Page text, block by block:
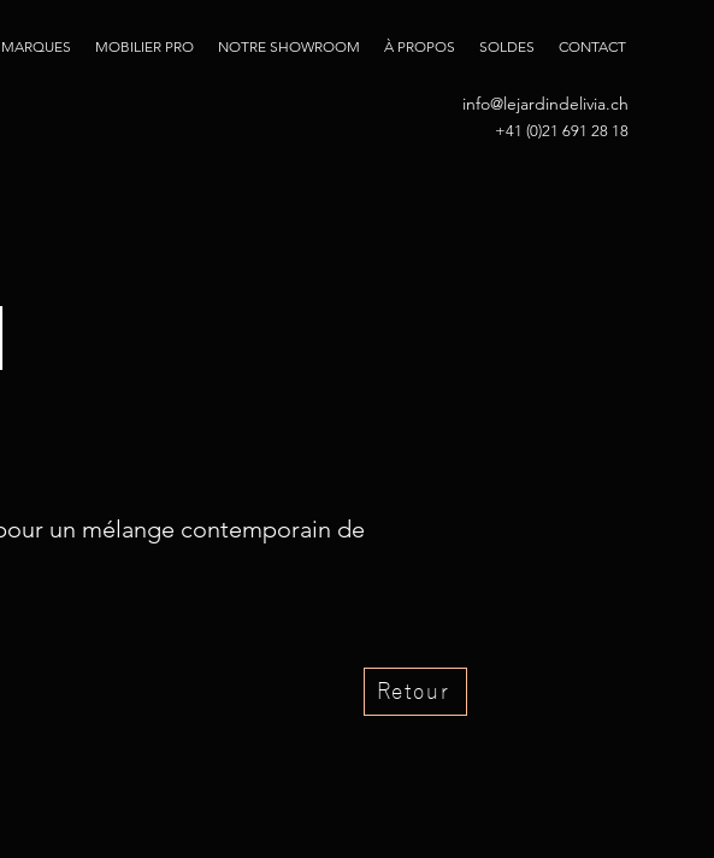
MARQUES MOBILIER PRO NOTRE SHOWROOM À PROPOS SOLDES CONTACT
info@lejardindelivia.ch
+41 (0)21 691 28 18
un mélange contemporain de
Retour